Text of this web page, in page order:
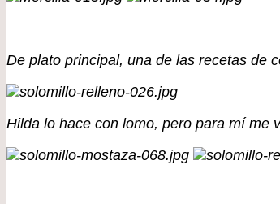
De plato principal, una de las recetas de
Hilda lo hace con lomo, pero para mí me